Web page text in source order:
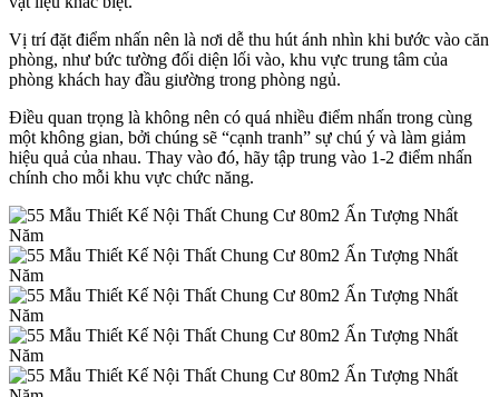
Vị trí đặt điểm nhấn nên là nơi dễ thu hút ánh nhìn khi bước vào căn
phòng, như bức tường đối diện lối vào, khu vực trung tâm của
phòng khách hay đầu giường trong phòng ngủ.
Điều quan trọng là không nên có quá nhiều điểm nhấn trong cùng
một không gian, bởi chúng sẽ “cạnh tranh” sự chú ý và làm giảm
hiệu quả của nhau. Thay vào đó, hãy tập trung vào 1-2 điểm nhấn
chính cho mỗi khu vực chức năng.